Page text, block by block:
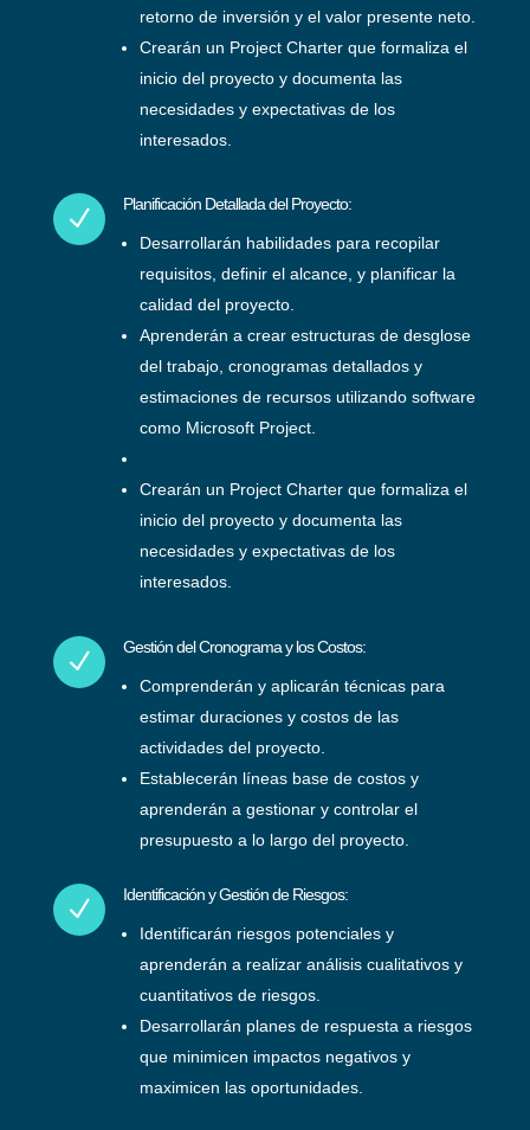
retorno de inversión y el valor presente neto.
Crearán un Project Charter que formaliza el
inicio del proyecto y documenta las
necesidades y expectativas de los
interesados.
N Planificación Detallada del Proyecto:
Desarrollarán habilidades para recopilar
requisitos, definir el alcance, y planificar la
calidad del proyecto.
Aprenderán a crear estructuras de desglose
del trabajo, cronogramas detallados y
estimaciones de recursos utilizando software
como Microsoft Project.
Crearán un Project Charter que formaliza el
inicio del proyecto y documenta las
necesidades y expectativas de los
interesados.
N Gestión del Cronograma y los Costos:
Comprenderán y aplicarán técnicas para
estimar duraciones y costos de las
actividades del proyecto.
Establecerán líneas base de costos y
aprenderán a gestionar y controlar el
presupuesto a lo largo del proyecto.
N Identificación y Gestión de Riesgos:
Identificarán riesgos potenciales y
aprenderán a realizar análisis cualitativos y
cuantitativos de riesgos.
Desarrollarán planes de respuesta a riesgos
que minimicen impactos negativos y
maximicen las oportunidades.